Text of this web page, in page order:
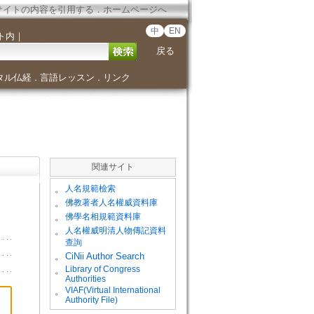
イトの内容を引用する．ホームページへ
内 ｜ 中 EN
戻る
ル仏経． 言語レッスン ． リンク
関連サイト
。 人名規範檢索
。 佛教著者人名權威資料庫
。 佛學名相規範資料庫
。
人名權威明清人物傳記資料
查詢
。
CiNii Author Search
。
Library of Congress
Authorities
。
VIAF(Virtual International
Authority File)